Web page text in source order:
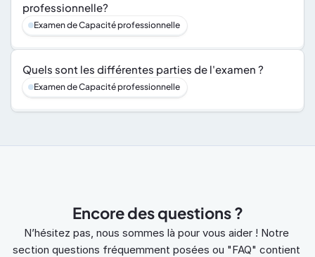
professionnelle?
Examen de Capacité professionnelle
Quels sont les différentes parties de l'examen ?
Examen de Capacité professionnelle
Encore des questions ?
N’hésitez pas, nous sommes là pour vous aider ! Notre
section questions fréquemment posées ou "FAQ" contient